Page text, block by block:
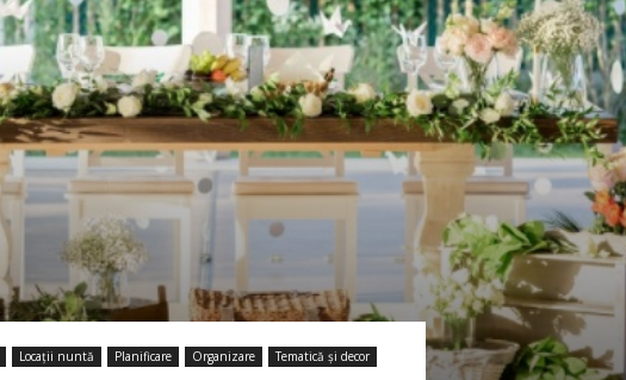
Locații nuntă Planificare Organizare Tematică și decor